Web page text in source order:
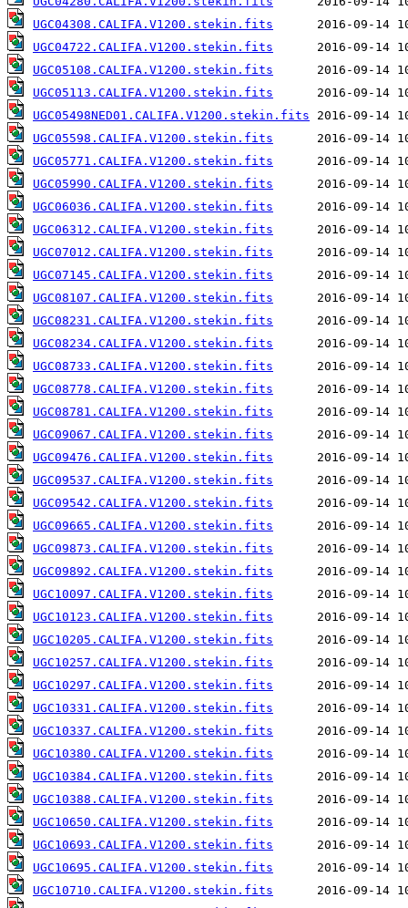
UGC04308.CALIFA.V1200.stekin.fits
UGC04722.CALIFA.V1200.stekin.fits
UGC05108.CALIFA.V1200.stekin.fits
UGC05113.CALIFA.V1200.stekin.fits
UGC05498NED01.CALIFA.V1200.stekin.fits
UGC05598.CALIFA.V1200.stekin.fits
UGC05771.CALIFA.V1200.stekin.fits
UGC05990.CALIFA.V1200.stekin.fits
UGC06036.CALIFA.V1200.stekin.fits
UGC06312.CALIFA.V1200.stekin.fits
UGC07012.CALIFA.V1200.stekin.fits
UGC07145.CALIFA.V1200.stekin.fits
UGC08107.CALIFA.V1200.stekin.fits
UGC08231.CALIFA.V1200.stekin.fits
UGC08234.CALIFA.V1200.stekin.fits
UGC08733.CALIFA.V1200.stekin.fits
UGC08778.CALIFA.V1200.stekin.fits
UGC08781.CALIFA.V1200.stekin.fits
UGC09067.CALIFA.V1200.stekin.fits
UGC09476.CALIFA.V1200.stekin.fits
UGC09537.CALIFA.V1200.stekin.fits
UGC09542.CALIFA.V1200.stekin.fits
UGC09665.CALIFA.V1200.stekin.fits
UGC09873.CALIFA.V1200.stekin.fits
UGC09892.CALIFA.V1200.stekin.fits
UGC10097.CALIFA.V1200.stekin.fits
UGC10123.CALIFA.V1200.stekin.fits
UGC10205.CALIFA.V1200.stekin.fits
UGC10257.CALIFA.V1200.stekin.fits
UGC10297.CALIFA.V1200.stekin.fits
UGC10331.CALIFA.V1200.stekin.fits
UGC10337.CALIFA.V1200.stekin.fits
UGC10380.CALIFA.V1200.stekin.fits
UGC10384.CALIFA.V1200.stekin.fits
UGC10388.CALIFA.V1200.stekin.fits
UGC10650.CALIFA.V1200.stekin.fits
UGC10693.CALIFA.V1200.stekin.fits
UGC10695.CALIFA.V1200.stekin.fits
UGC10710.CALIFA.V1200.stekin.fits